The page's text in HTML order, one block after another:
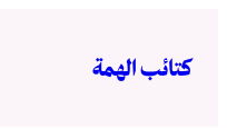
المحتوى
كتائب الهمة